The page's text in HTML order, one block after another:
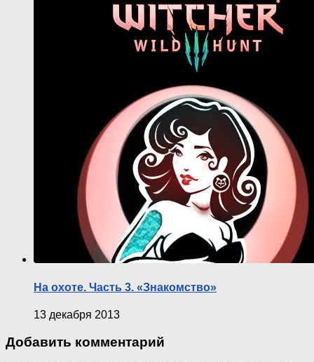
На охоте. Часть 3. «Знакомство»
13 декабря 2013
Добавить комментарий